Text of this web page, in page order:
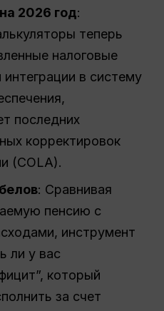
2026 год:
теперь
налоговые
в систему
последних
корректировок
(COLA).
: Сравнивая
пенсию с
инструмент
ли у вас
который
за счет